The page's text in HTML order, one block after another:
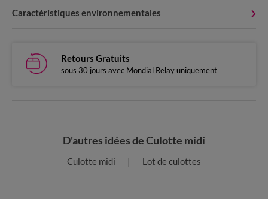
Caractéristiques environnementales
Retours Gratuits
sous 30 jours avec Mondial Relay uniquement
D'autres idées de Culotte midi
Culotte midi Lot de culottes